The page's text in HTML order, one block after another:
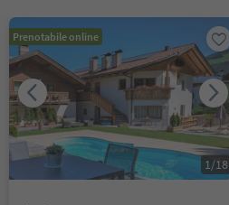
Prenotabile online
1/18